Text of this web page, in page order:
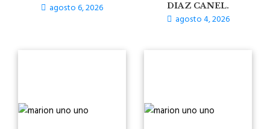
agosto 6, 2026
DIAZ CANEL.
agosto 4, 2026